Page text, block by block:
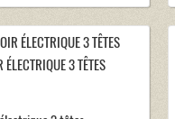
ÉLECTRIQUE 3 TÊTES